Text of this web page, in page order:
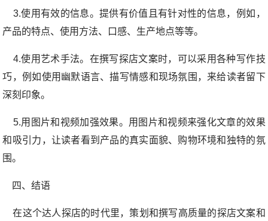
3.使用有效的信息。提供有价值且有针对性的信息，例如，
产品的特点、使用方法、口感、生产地点等等。
4.使用艺术手法。在撰写探店文案时，可以采用各种写作技
巧，例如使用幽默语言、描写情感和现场氛围，来给读者留下
深刻印象。
5.用图片和视频加强效果。用图片和视频来强化文章的效果
和吸引力，让读者看到产品的真实面貌、购物环境和独特的氛
围。
四、结语
在这个达人探店的时代里，策划和撰写高质量的探店文案和